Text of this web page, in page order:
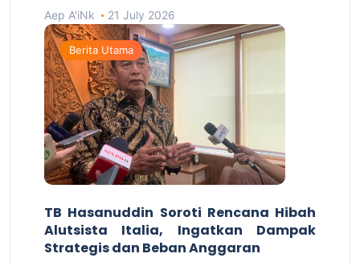
Aep A'iNk 21 July 2026
Berita Utama
TB Hasanuddin Soroti Rencana Hibah
Alutsista Italia, Ingatkan Dampak
Strategis dan Beban Anggaran